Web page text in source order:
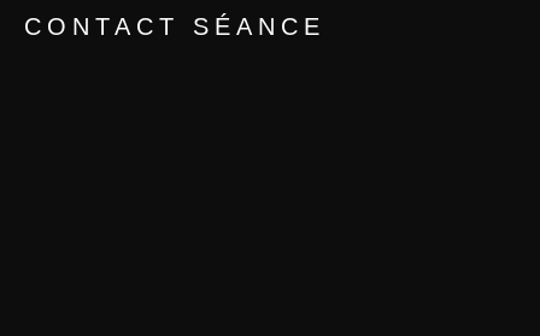
CONTACT SÉANCE